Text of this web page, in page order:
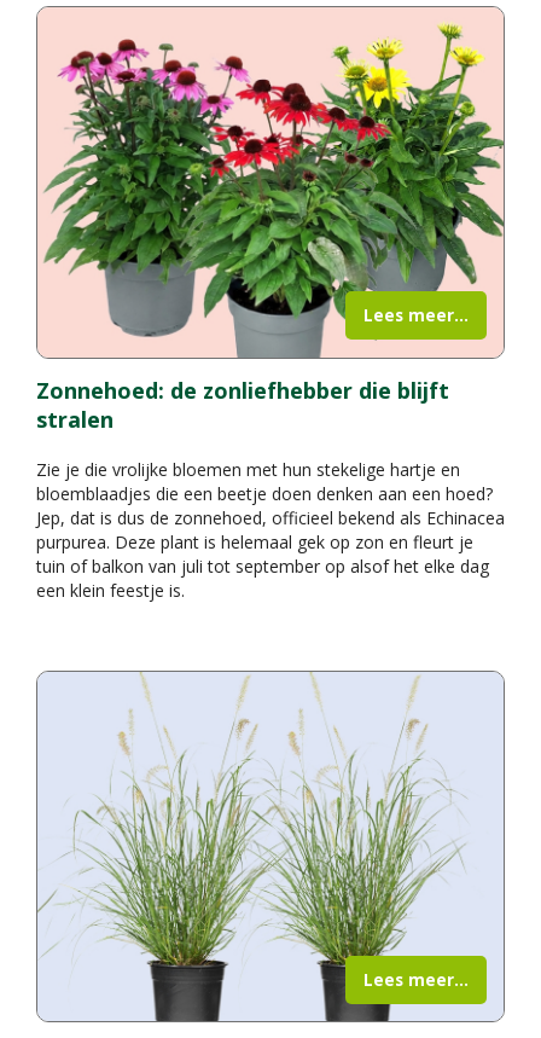
Zonnehoed: de zonliefhebber die blijft
stralen
Zie je die vrolijke bloemen met hun stekelige hartje en
bloemblaadjes die een beetje doen denken aan een hoed?
Jep, dat is dus de zonnehoed, officieel bekend als Echinacea
purpurea. Deze plant is helemaal gek op zon en fleurt je
tuin of balkon van juli tot september op alsof het elke dag
een klein feestje is.
Lees meer...
Lees meer...